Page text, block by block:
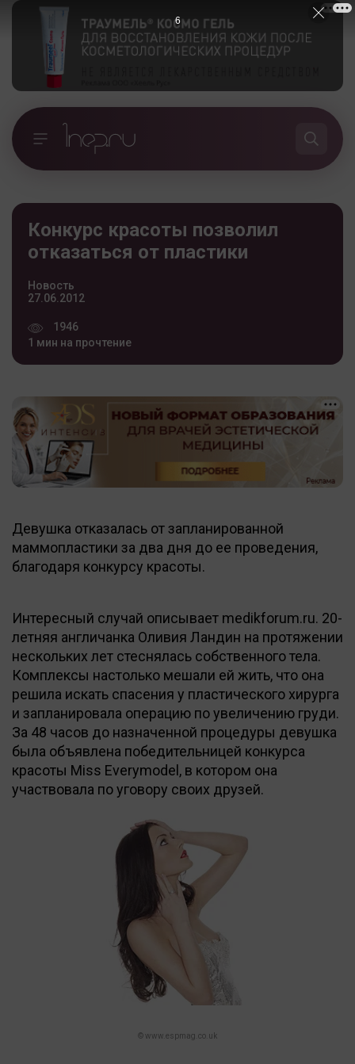
Конкурс красоты позволил
отказаться от пластики
Новость
27.06.2012
1946
1 мин на прочтение
Девушка отказалась от запланированной
маммопластики за два дня до ее проведения,
благодаря конкурсу красоты.
Интересный случай описывает medikforum.ru. 20-
летняя англичанка Оливия Ландин на протяжении
нескольких лет стеснялась собственного тела.
Комплексы настолько мешали ей жить, что она
решила искать спасения у пластического хирурга
и запланировала операцию по увеличению груди.
За 48 часов до назначенной процедуры девушка
была объявлена победительницей конкурса
красоты Miss Everymodel, в котором она
участвовала по уговору своих друзей.
© www.espmag.co.uk
5